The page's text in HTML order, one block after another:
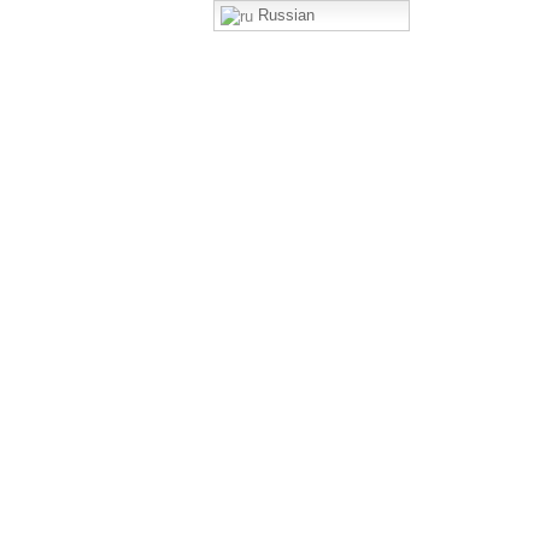
Russian